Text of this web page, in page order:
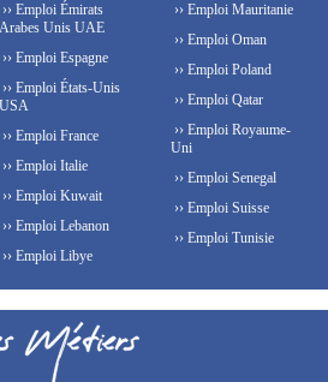
›› Emploi Émirats
Arabes Unis UAE
›› Emploi Espagne
›› Emploi États-Unis
USA
›› Emploi France
›› Emploi Italie
›› Emploi Kuwait
›› Emploi Lebanon
›› Emploi Libye
›› Emploi Mauritanie
›› Emploi Oman
›› Emploi Poland
›› Emploi Qatar
›› Emploi Royaume-
Uni
›› Emploi Senegal
›› Emploi Suisse
›› Emploi Tunisie